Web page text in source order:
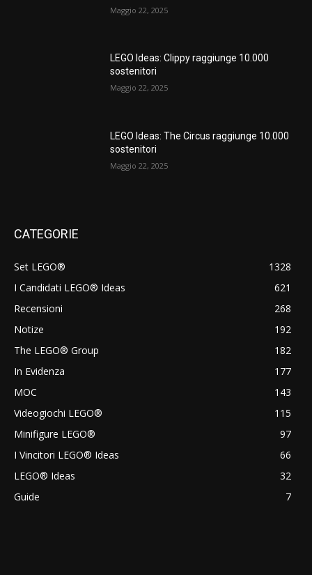
Maggio 22, 2025
LEGO Ideas: Clippy raggiunge 10.000
sostenitori
Maggio 22, 2025
LEGO Ideas: The Circus raggiunge 10.000
sostenitori
Maggio 22, 2025
CATEGORIE
Set LEGO®
1328
I Candidati LEGO® Ideas
621
Recensioni
268
Notize
192
The LEGO® Group
182
In Evidenza
177
MOC
143
Videogiochi LEGO®
115
Minifigure LEGO®
97
I Vincitori LEGO® Ideas
66
LEGO® Ideas
32
Guide
7